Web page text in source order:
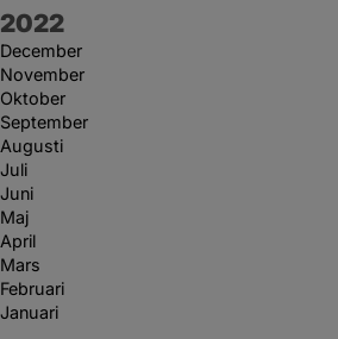
År:
2022
December
November
Oktober
September
Augusti
Juli
Juni
Maj
April
Mars
Februari
Januari